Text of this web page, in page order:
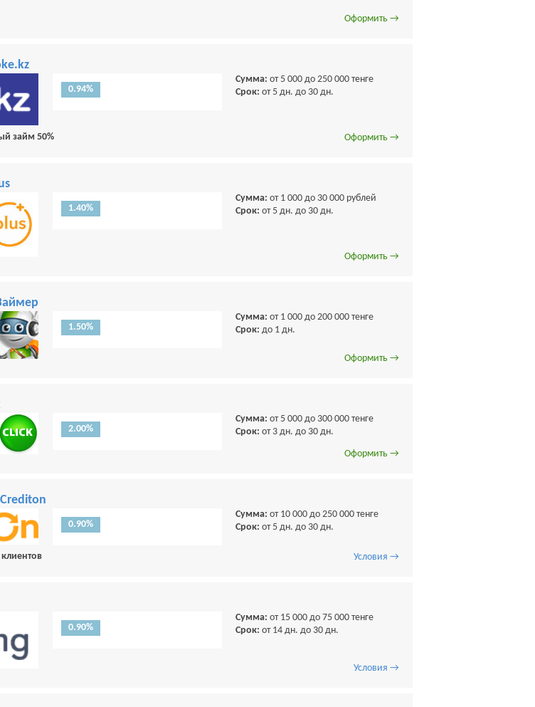
Оформить →
0.94%
Сумма: от 5 000 до 250 000 тенге
Срок: от 5 дн. до 30 дн.
займ 50% Оформить →
1.40%
Сумма: от 1 000 до 30 000 рублей
Срок: от 5 дн. до 30 дн.
Оформить →
1.50%
Сумма: от 1 000 до 200 000 тенге
Срок: до 1 дн.
Оформить →
2.00%
Сумма: от 5 000 до 300 000 тенге
Срок: от 3 дн. до 30 дн.
Оформить →
0.90%
Сумма: от 10 000 до 250 000 тенге
Срок: от 5 дн. до 30 дн.
Условия →
0.90%
Сумма: от 15 000 до 75 000 тенге
Срок: от 14 дн. до 30 дн.
Условия →